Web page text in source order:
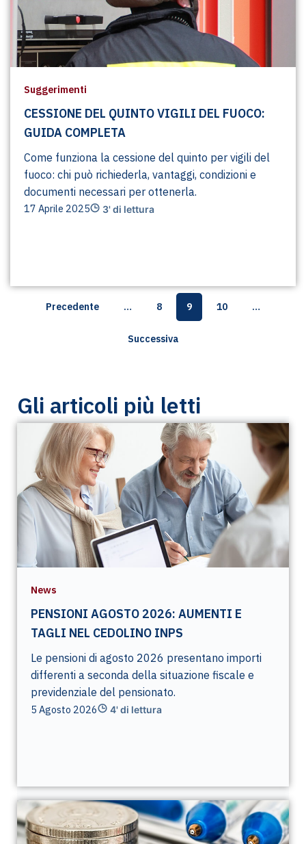
Suggerimenti
CESSIONE DEL QUINTO VIGILI DEL FUOCO:
GUIDA COMPLETA
Come funziona la cessione del quinto per vigili del
fuoco: chi può richiederla, vantaggi, condizioni e
documenti necessari per ottenerla.
17 Aprile 2025 3' di lettura
Precedente … 8 9 10 …
Successiva
Gli articoli più letti
News
PENSIONI AGOSTO 2026: AUMENTI E
TAGLI NEL CEDOLINO INPS
Le pensioni di agosto 2026 presentano importi
differenti a seconda della situazione fiscale e
previdenziale del pensionato.
5 Agosto 2026 4' di lettura